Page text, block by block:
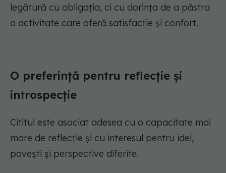
legătură cu obligația, ci cu dorința de a păstra
o activitate care oferă satisfacție și confort.
O preferință pentru reflecție și
introspecție
Cititul este asociat adesea cu o capacitate mai
mare de reflecție și cu interesul pentru idei,
povești și perspective diferite.